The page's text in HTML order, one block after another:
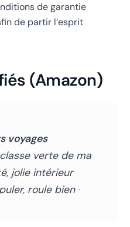
de garantie
de partir l’esprit
(Amazon)
voyages
verte de ma
jolie intérieur
roule bien ·